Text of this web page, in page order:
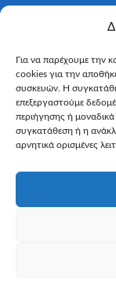
Για να παρέχουμε την
cookies για την
συσκευών. Η
επεξεργαστούμε
περιήγησης ή
συγκατάθεση ή η
αρνητικά ορισμένες
Email*